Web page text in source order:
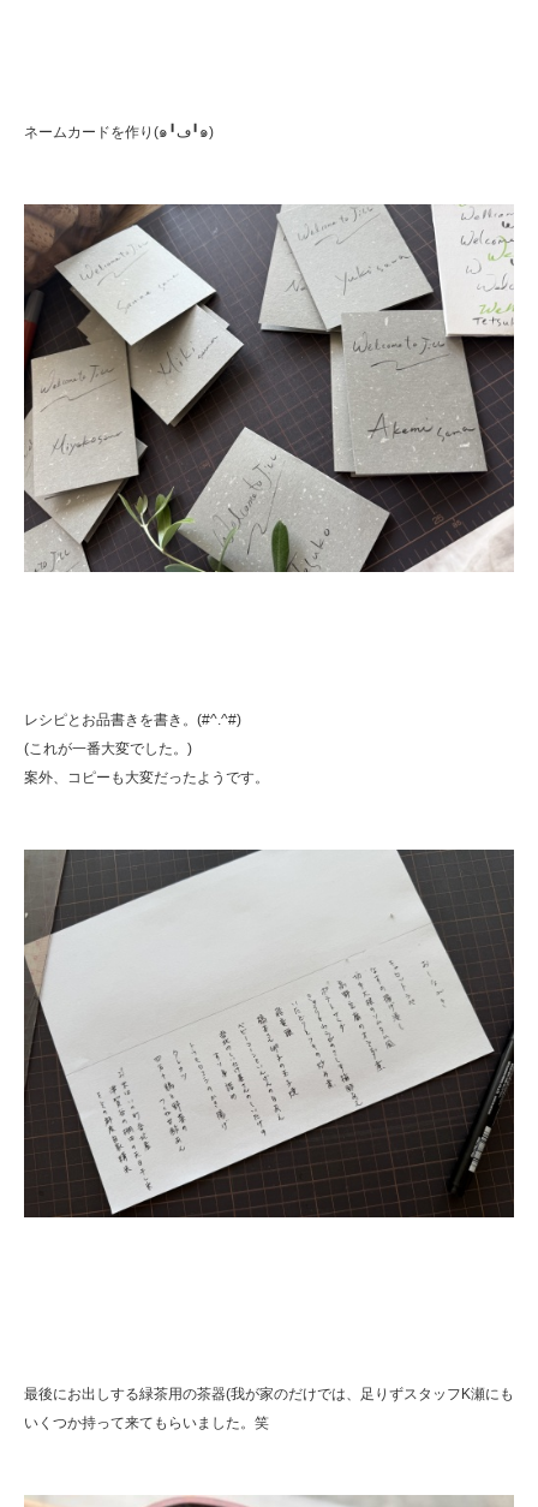
ネームカードを作り(๑╹ڡ╹๑)
レシピとお品書きを書き。(#^.^#)
(これが一番大変でした。)
案外、コピーも大変だったようです。
最後にお出しする緑茶用の茶器(我が家のだけでは、足りずスタッフK瀬にも
いくつか持って来てもらいました。笑